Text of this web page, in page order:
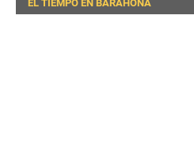
EL TIEMPO EN BARAHONA